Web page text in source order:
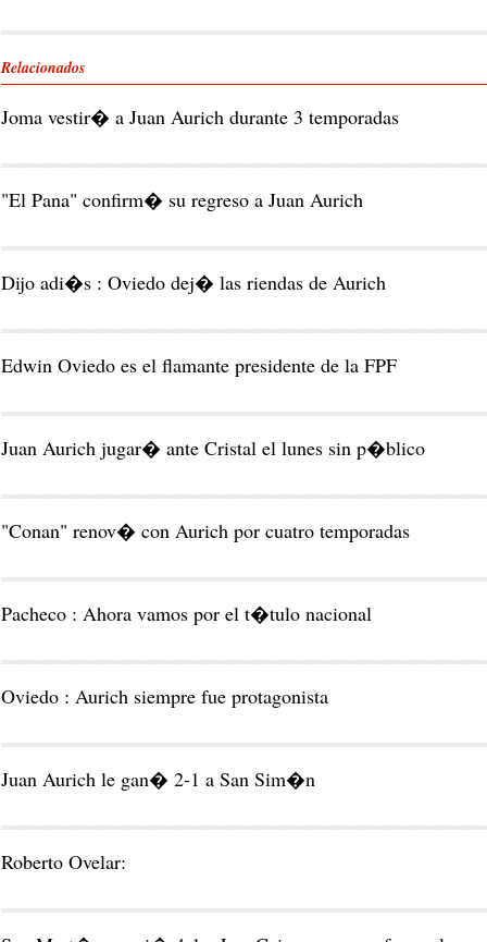
Relacionados
Joma vestir� a Juan Aurich durante 3 temporadas
"El Pana" confirm� su regreso a Juan Aurich
Dijo adi�s : Oviedo dej� las riendas de Aurich
Edwin Oviedo es el flamante presidente de la FPF
Juan Aurich jugar� ante Cristal el lunes sin p�blico
"Conan" renov� con Aurich por cuatro temporadas
Pacheco : Ahora vamos por el t�tulo nacional
Oviedo : Aurich siempre fue protagonista
Juan Aurich le gan� 2-1 a San Sim�n
Roberto Ovelar: